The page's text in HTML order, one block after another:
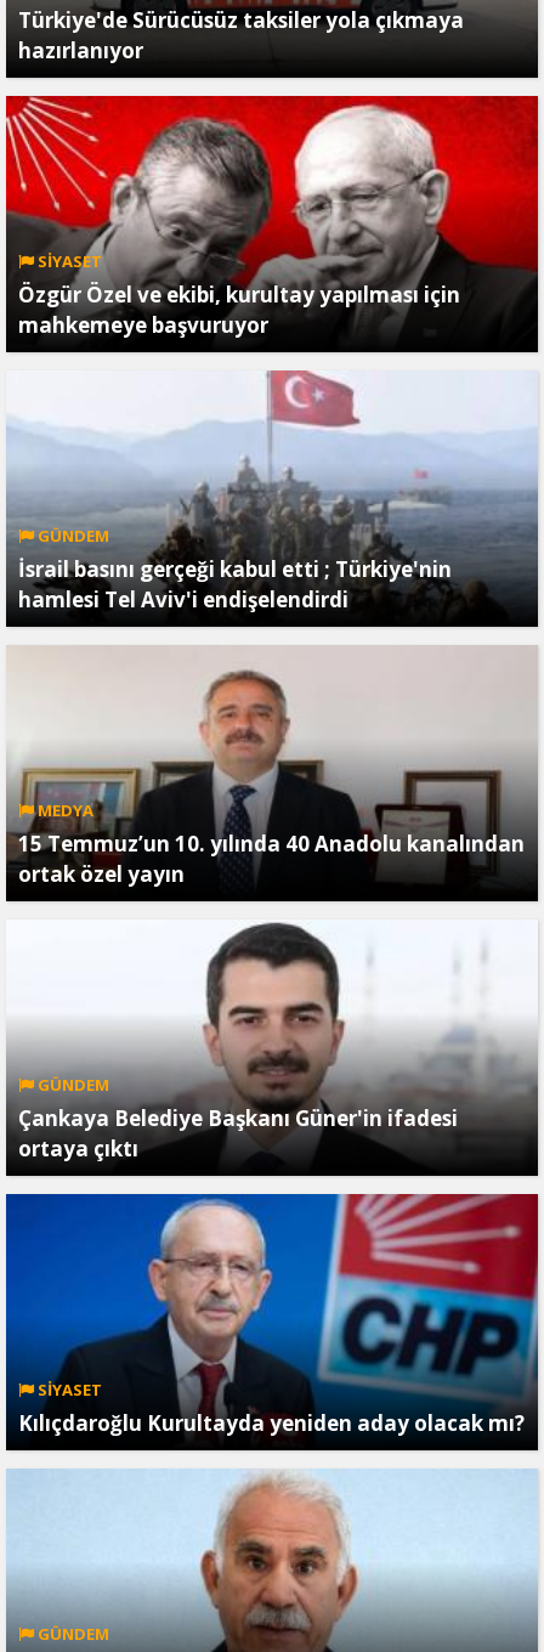
Türkiye'de Sürücüsüz taksiler yola çıkmaya
hazırlanıyor
SİYASET
Özgür Özel ve ekibi, kurultay yapılması için
mahkemeye başvuruyor
GÜNDEM
İsrail basını gerçeği kabul etti ; Türkiye'nin
hamlesi Tel Aviv'i endişelendirdi
MEDYA
15 Temmuz’un 10. yılında 40 Anadolu kanalından
ortak özel yayın
GÜNDEM
Çankaya Belediye Başkanı Güner'in ifadesi
ortaya çıktı
SİYASET
Kılıçdaroğlu Kurultayda yeniden aday olacak mı?
GÜNDEM